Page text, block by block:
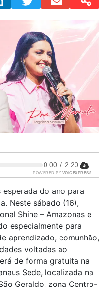
0:00 / 2:20
POWERED BY VOICEXPRESS
esperada do ano para
Neste sábado (16),
Shine – Amazonas e
especialmente para
aprendizado, comunhão,
voltadas ao
de forma gratuita na
Sede, localizada na
Geraldo, zona Centro-